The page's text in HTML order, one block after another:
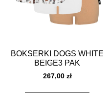
BOKSERKI DOGS WHITE
BEIGE3 PAK
267,00 zł